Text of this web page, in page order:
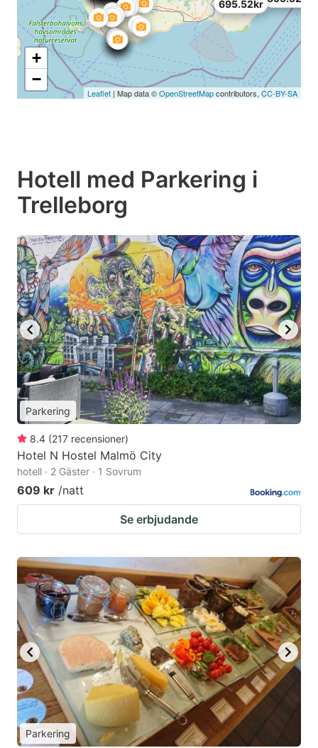
695.52kr
+
−
Leaflet | Map data ©OpenStreetMapcontributors, CC-BY-SA
Hotell med Parkering i
Trelleborg
Parkering
8.4 (217 recensioner)
Hotel N Hostel Malmö City
hotell · 2 Gäster · 1 Sovrum
609 kr /natt
Se erbjudande
Parkering